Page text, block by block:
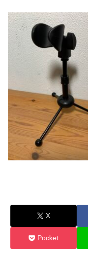
X
Pocket